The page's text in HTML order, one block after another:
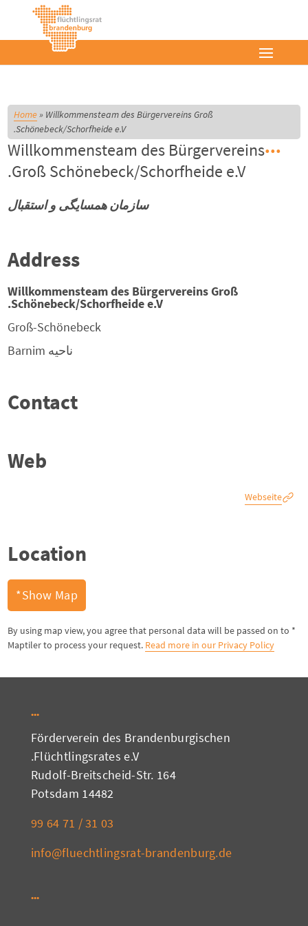
Home» Willkommensteam des Bürgervereins Groß
Schönebeck/Schorfheide e.V.
Willkommensteam des Bürgervereins
Groß Schönebeck/Schorfheide e.V.
سازمان همسايگى و استقبال
Address
Willkommensteam des Bürgervereins Groß
Schönebeck/Schorfheide e.V.
Groß-Schönebeck
ناحیه Barnim
Contact
Web
Webseite
Location
Show Map*
* By using map view, you agree that personal data will be passed on to
Maptiler to process your request. Read more in our Privacy Policy
Förderverein des Brandenburgischen
Flüchtlingsrates e.V.
Rudolf-Breitscheid-Str. 164
14482 Potsdam
03 31 / 71 64 99
info@fluechtlingsrat-brandenburg.de